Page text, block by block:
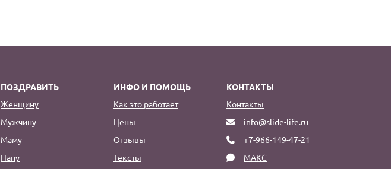
ПОЗДРАВИТЬ
Женщину
Мужчину
Маму
Папу
ИНФО И ПОМОЩЬ
Как это работает
Цены
Отзывы
Тексты
КОНТАКТЫ
Контакты
info@slide-life.ru
+7-966-149-47-21
МАКС